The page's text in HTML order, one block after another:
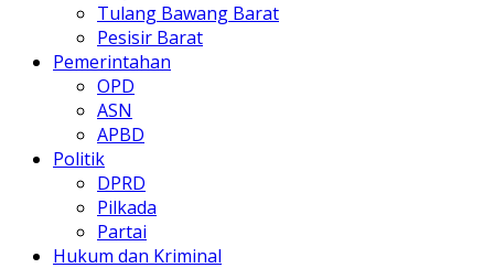
Tulang Bawang Barat
Pesisir Barat
Pemerintahan
OPD
ASN
APBD
Politik
DPRD
Pilkada
Partai
Hukum dan Kriminal